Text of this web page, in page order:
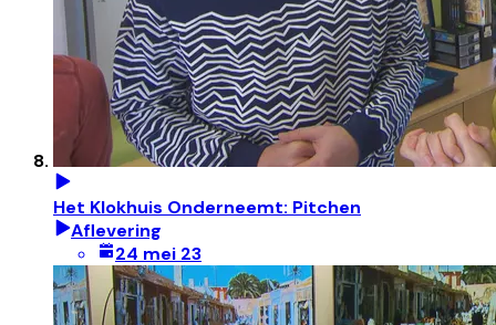
Het Klokhuis Onderneemt: Pitchen
Aflevering
24 mei 23